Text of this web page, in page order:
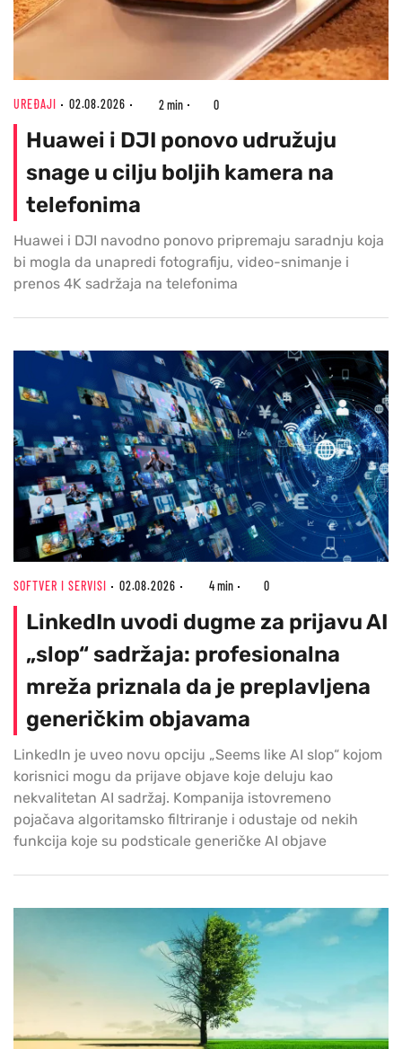
UREĐAJI 02.08.2026 2 min 0
Huawei i DJI ponovo udružuju
snage u cilju boljih kamera na
telefonima
Huawei i DJI navodno ponovo pripremaju saradnju koja
bi mogla da unapredi fotografiju, video-snimanje i
prenos 4K sadržaja na telefonima
SOFTVER I SERVISI 02.08.2026 4 min 0
LinkedIn uvodi dugme za prijavu AI
„slop“ sadržaja: profesionalna
mreža priznala da je preplavljena
generičkim objavama
LinkedIn je uveo novu opciju „Seems like AI slop“ kojom
korisnici mogu da prijave objave koje deluju kao
nekvalitetan AI sadržaj. Kompanija istovremeno
pojačava algoritamsko filtriranje i odustaje od nekih
funkcija koje su podsticale generičke AI objave